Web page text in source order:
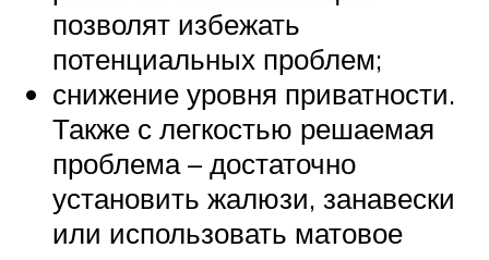
позволят избежать
потенциальных проблем;
снижение уровня приватности.
Также с легкостью решаемая
проблема – достаточно
установить жалюзи, занавески
или использовать матовое